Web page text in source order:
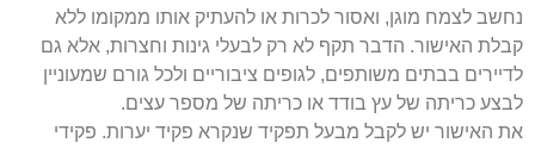
לצמח מוגן, ואסור לכרות או להעתיק אותו ממקומו ללא
האישור. הדבר תקף לא רק לבעלי גינות וחצרות, אלא גם
בבתים משותפים, לגופים ציבוריים ולכל גורם שמעוניין
כריתה של עץ בודד או כריתה של מספר עצים.
האישור יש לקבל מבעל תפקיד שנקרא פקיד יערות. פקידי